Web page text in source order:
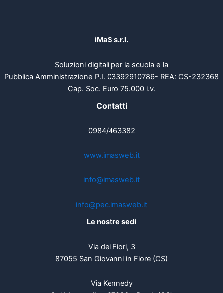
iMaS s.r.l.
Soluzioni digitali per la scuola e la
Pubblica Amministrazione P.I. 03392910786- REA: CS-232368
Cap. Soc. Euro 75.000 i.v.
Contatti
0984/463382
www.imasweb.it
info@imasweb.it
info@pec.imasweb.it
Le nostre sedi
Via dei Fiori, 3
87055 San Giovanni in Fiore (CS)
Via Kennedy